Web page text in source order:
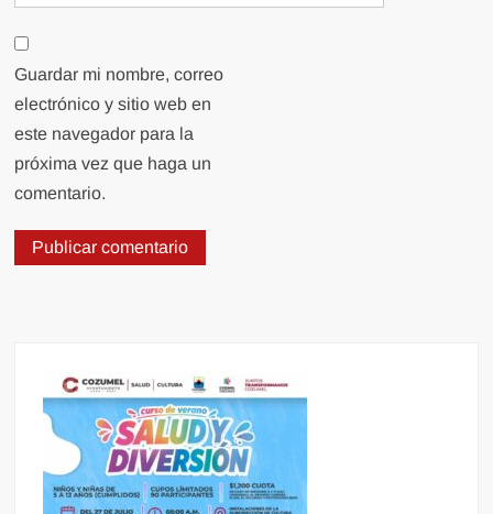
Guardar mi nombre, correo
electrónico y sitio web en
este navegador para la
próxima vez que haga un
comentario.